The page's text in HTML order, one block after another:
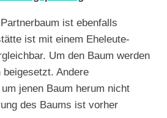
ist ebenfalls
ist mit einem Eheleute-
Um den Baum werden
Andere
jenen Baum herum nicht
des Baums ist vorher